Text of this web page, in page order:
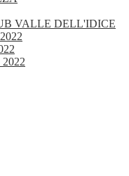
VALLE DELL'IDICE